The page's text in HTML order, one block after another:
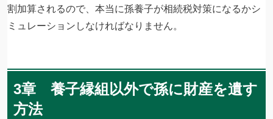
割加算されるので、本当に孫養子が相続税対策になるかシ
ミュレーションしなければなりません。
3章 養子縁組以外で孫に財産を遺す
方法